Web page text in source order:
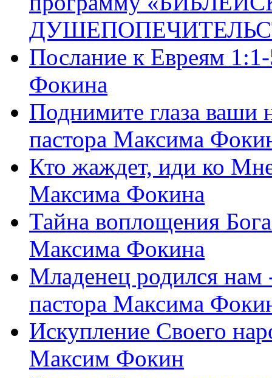
Послание к Евреям
Фокина
Поднимите глаза ваши
пастора Максима
Кто жаждет, иди ко
Максима Фокина
Тайна воплощения
Максима Фокина
Младенец родился
пастора Максима
Искупление Своего
Максим Фокин